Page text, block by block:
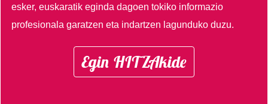
esker, euskaratik eginda dagoen tokiko informazio
profesionala garatzen eta indartzen lagunduko duzu.
Egin HITZAkide